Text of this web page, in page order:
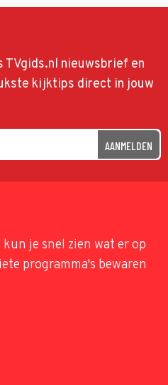
nieuwsbrief en
kijktips direct in jouw
AANMELDEN
je snel zien wat er op
programma's bewaren